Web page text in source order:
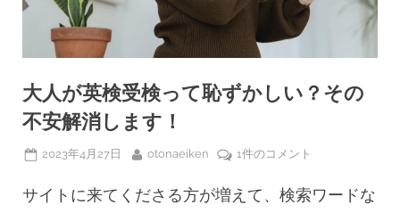
大人が英検受検って恥ずかしい？その
不安解消します！
Posted
2023年4月27日 By
otonaeiken
大
が
1件のコメント
サイトに来てくださる方が増えて、検索ワードな